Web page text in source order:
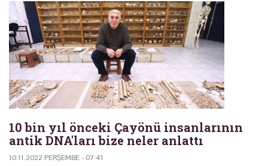
10 bin yıl önceki Çayönü insanlarının
antik DNA'ları bize neler anlattı
10.11.2022 PERŞEMBE - 07:41